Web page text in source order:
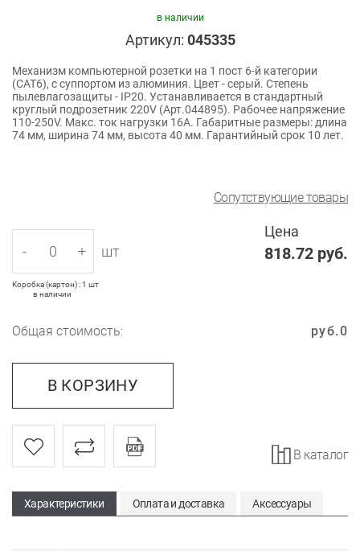
в наличии
Артикул: 045335
Механизм компьютерной розетки на 1 пост 6-й категории
(CAT6), с суппортом из алюминия. Цвет - серый. Степень
пылевлагозащиты - IP20. Устанавливается в стандартный
круглый подрозетник 220V (Арт.044895). Рабочее напряжение
110-250V. Макс. ток нагрузки 16А. Габаритные размеры: длина
74 мм, ширина 74 мм, высота 40 мм. Гарантийный срок 10 лет.
Сопутствующие товары
Цена
818.72 руб.
- + шт
Коробка (картон) : 1 шт
в наличии
Общая стоимость: 0
руб.
В КОРЗИНУ
В каталог
Характеристики Оплата и доставка Аксессуары